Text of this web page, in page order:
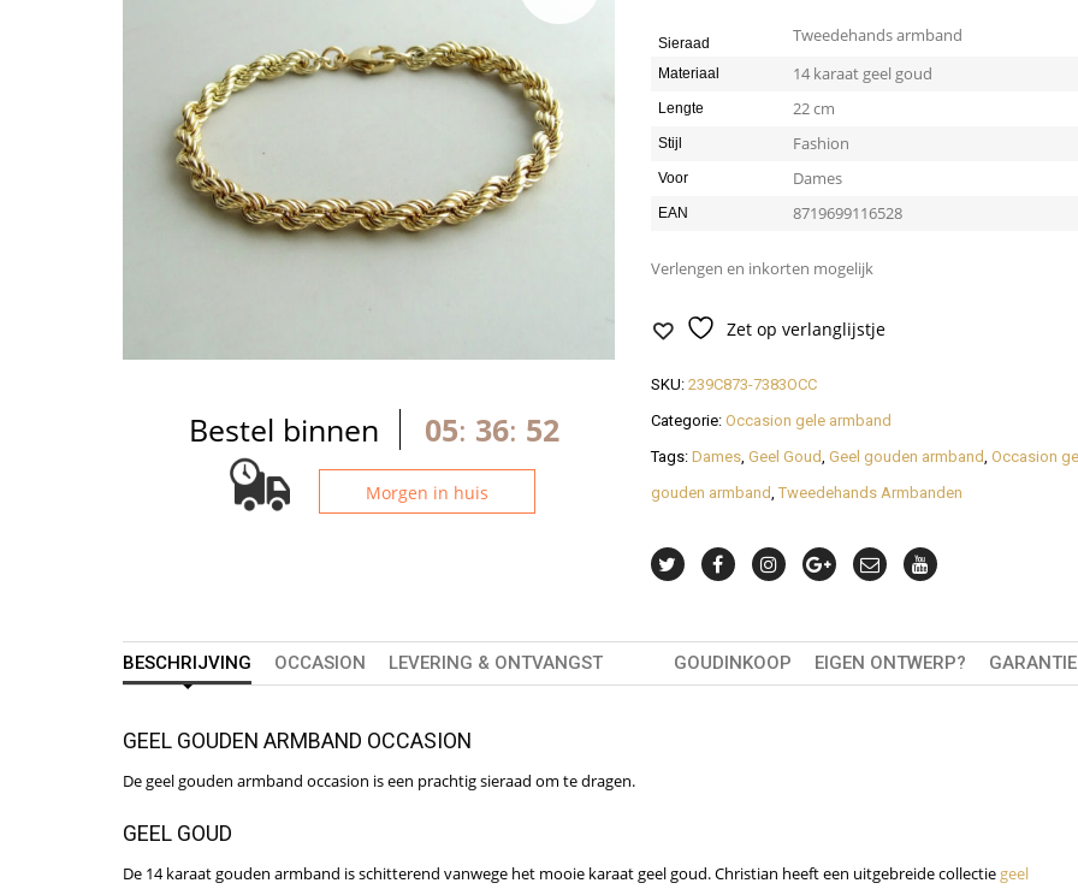
Bestel binnen 05: 36: 51
Morgen in huis
Sieraad Tweedehands armband
Materiaal 14 karaat geel goud
Lengte 22 cm
Stijl Fashion
Voor Dames
EAN 8719699116528
Verlengen en inkorten mogelijk
Zet op verlanglijstje
SKU: 239C873-7383OCC
Categorie: Occasion gele armband
Tags: Dames, Geel Goud Geel gouden armband Occasion
gouden armband Tweedehands Armbanden
BESCHRIJVING OCCASION LEVERING & ONTVANGST GOUDINKOOP EIGEN ONTWERP? GARANTIE
GEEL GOUDEN ARMBAND OCCASION
De geel gouden armband occasion is een prachtig sieraad om te dragen.
GEEL GOUD
De 14 karaat gouden armband is schitterend vanwege het mooie karaat geel goud. Christian heeft een uitgebreide collectie geel